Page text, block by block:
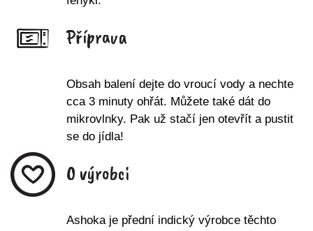
Příprava
Obsah balení dejte do vroucí vody a nechte
cca 3 minuty ohřát. Můžete také dát do
mikrovlnky. Pak už stačí jen otevřít a pustit
se do jídla!
O výrobci
Ashoka je přední indický výrobce těchto